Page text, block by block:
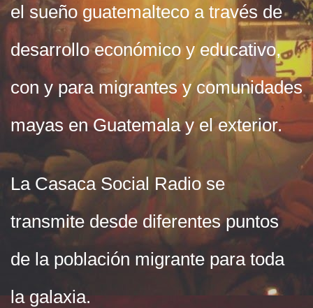
el sueño guatemalteco a través de
desarrollo económico y educativo,
con y para migrantes y comunidades
mayas en Guatemala y el exterior.
La Casaca Social Radio se
transmite desde diferentes puntos
de la población migrante para toda
la galaxia.